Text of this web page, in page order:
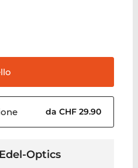
da CHF 29.90
Optics